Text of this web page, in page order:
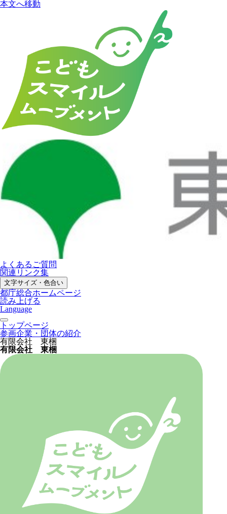
本文へ移動
よくあるご質問
関連リンク集
文字サイズ・色合い
都庁総合ホームページ
読み上げる
Language
トップページ
参画企業・団体の紹介
有限会社 東梱
有限会社 東梱